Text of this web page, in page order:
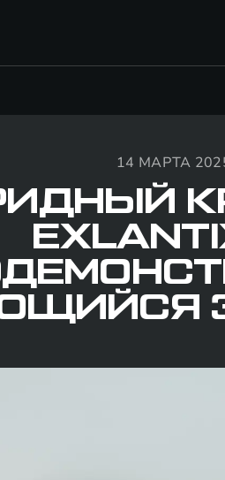
14 МАРТА